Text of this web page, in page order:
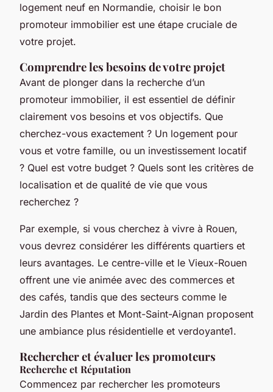
logement neuf en Normandie, choisir le bon
promoteur immobilier est une étape cruciale de
votre projet.
Comprendre les besoins de votre projet
Avant de plonger dans la recherche d’un
promoteur immobilier, il est essentiel de définir
clairement vos besoins et vos objectifs. Que
cherchez-vous exactement ? Un logement pour
vous et votre famille, ou un investissement locatif
? Quel est votre budget ? Quels sont les critères de
localisation et de qualité de vie que vous
recherchez ?
Par exemple, si vous cherchez à vivre à Rouen,
vous devrez considérer les différents quartiers et
leurs avantages. Le centre-ville et le Vieux-Rouen
offrent une vie animée avec des commerces et
des cafés, tandis que des secteurs comme le
Jardin des Plantes et Mont-Saint-Aignan proposent
une ambiance plus résidentielle et verdoyante1.
Rechercher et évaluer les promoteurs
Recherche et Réputation
Commencez par rechercher les promoteurs